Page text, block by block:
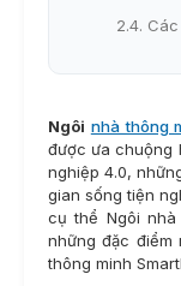
2.4.
Ngôi nhà thông
được ưa chuộng
nghiệp 4.0,
gian sống tiện
cụ thể Ngôi
những đặc điểm
thông minh